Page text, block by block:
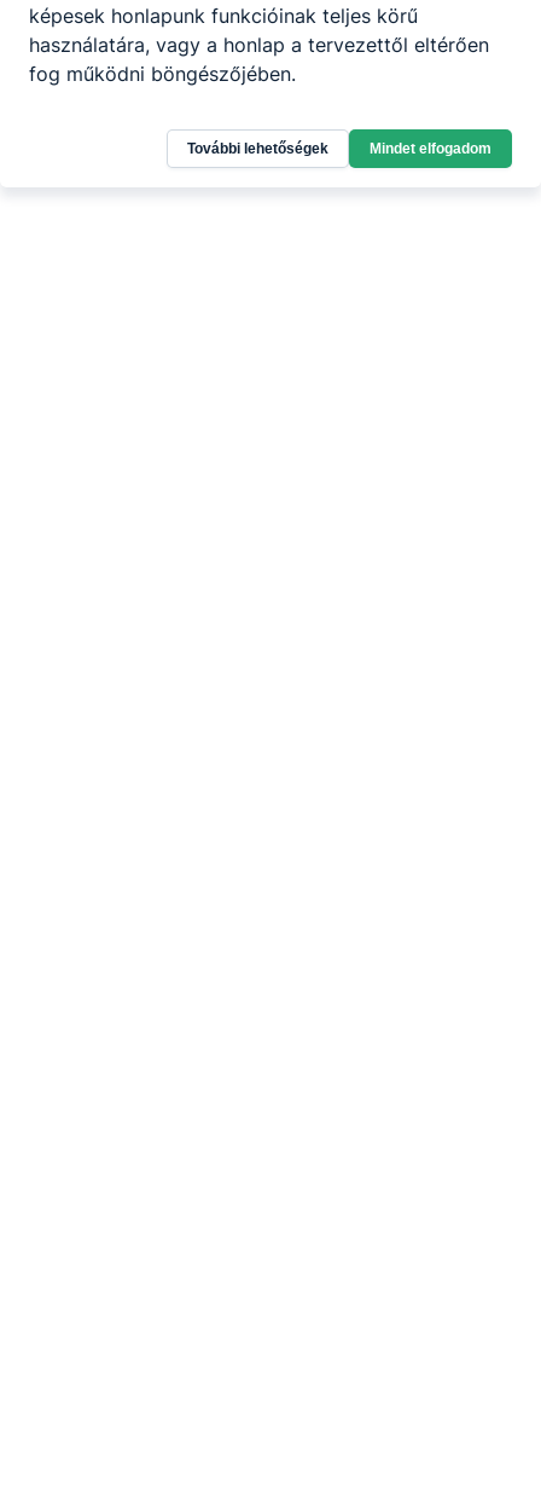
képesek honlapunk funkcióinak teljes körű
használatára, vagy a honlap a tervezettől eltérően
fog működni böngészőjében.
További lehetőségek Mindet elfogadom